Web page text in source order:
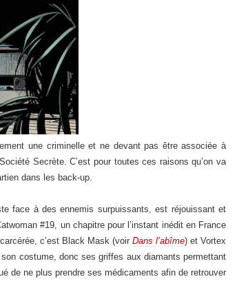
une criminelle et ne devant pas être associée à
Secrète. C’est pour toutes ces raisons qu’on va
dans les back-up.
face à des ennemis surpuissants, est réjouissant et
#19, un chapitre pour l’instant inédit en France
c’est Black Mask (voir Dans l’abîme) et Vortex
costume, donc ses griffes aux diamants permettant
de ne plus prendre ses médicaments afin de retrouver